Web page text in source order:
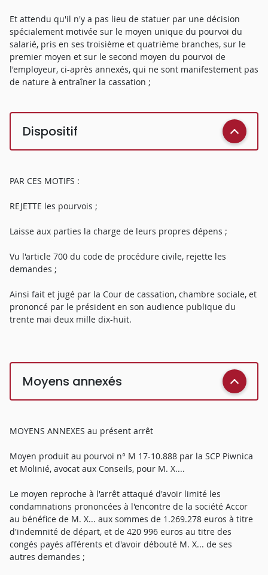
Et attendu qu'il n'y a pas lieu de statuer par une décision
spécialement motivée sur le moyen unique du pourvoi du
salarié, pris en ses troisième et quatrième branches, sur le
premier moyen et sur le second moyen du pourvoi de
l'employeur, ci-après annexés, qui ne sont manifestement pas
de nature à entraîner la cassation ;
Dispositif
PAR CES MOTIFS :
REJETTE les pourvois ;
Laisse aux parties la charge de leurs propres dépens ;
Vu l'article 700 du code de procédure civile, rejette les
demandes ;
Ainsi fait et jugé par la Cour de cassation, chambre sociale, et
prononcé par le président en son audience publique du
trente mai deux mille dix-huit.
Moyens annexés
MOYENS ANNEXES au présent arrêt
Moyen produit au pourvoi n° M 17-10.888 par la SCP Piwnica
et Molinié, avocat aux Conseils, pour M. X....
Le moyen reproche à l'arrêt attaqué d'avoir limité les
condamnations prononcées à l'encontre de la société Accor
au bénéfice de M. X... aux sommes de 1.269.278 euros à titre
d'indemnité de départ, et de 420 996 euros au titre des
congés payés afférents et d'avoir débouté M. X... de ses
autres demandes ;